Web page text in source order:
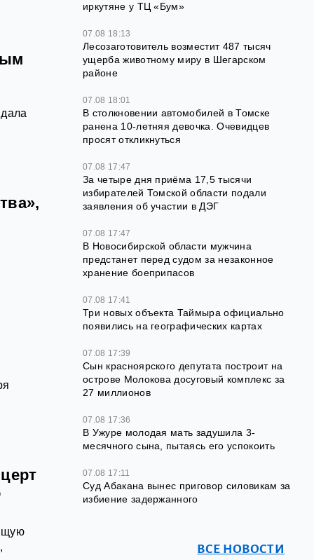
иркутяне у ТЦ «Бум»
07.08 18:13
Лесозаготовитель возместит 487 тысяч
ущерба животному миру в Шегарском
районе
07.08 18:01
В столкновении автомобилей в Томске
ранена 10-летняя девочка. Очевидцев
просят откликнуться
07.08 17:47
За четыре дня приёма 17,5 тысячи
избирателей Томской области подали
заявления об участии в ДЭГ
07.08 17:47
В Новосибирской области мужчина
предстанет перед судом за незаконное
хранение боеприпасов
07.08 17:41
Три новых объекта Таймыра официально
появились на географических картах
07.08 17:39
Сын красноярского депутата построит на
острове Молокова досуговый комплекс за
27 миллионов
07.08 17:36
В Ужуре молодая мать задушила 3-
месячного сына, пытаясь его успокоить
07.08 17:11
Суд Абакана вынес приговор силовикам за
избиение задержанного
ВСЕ НОВОСТИ